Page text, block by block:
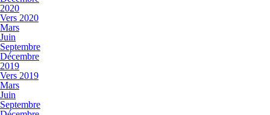
2020
Vers 2020
Mars
Juin
Septembre
Décembre
2019
Vers 2019
Mars
Juin
Septembre